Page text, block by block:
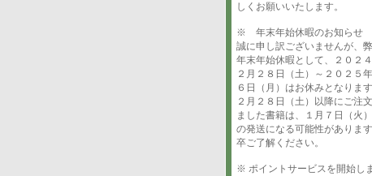
しくお願いいたします。
※ 年末年始休暇のお知ら
誠に申し訳ございませんが、
年末年始休暇として、２０２
２月２８日（土）～２０２５
６日（月）はお休みとなりま
２月２８日（土）以降にご注
ました書籍は、１月７日（火
の発送になる可能性がありま
卒ご了解ください。
※ ポイントサービスを開始し